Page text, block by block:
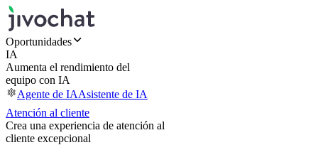
Oportunidades
IA
Aumenta el rendimiento del
equipo con IA
Agente de IAAsistente de IA
Atención al cliente
Crea una experiencia de atención al
cliente excepcional